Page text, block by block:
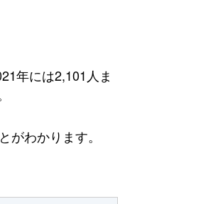
年には2,101人ま
わかります。